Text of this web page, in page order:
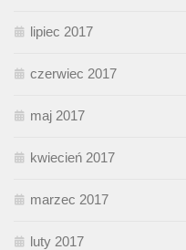
lipiec 2017
czerwiec 2017
maj 2017
kwiecień 2017
marzec 2017
luty 2017